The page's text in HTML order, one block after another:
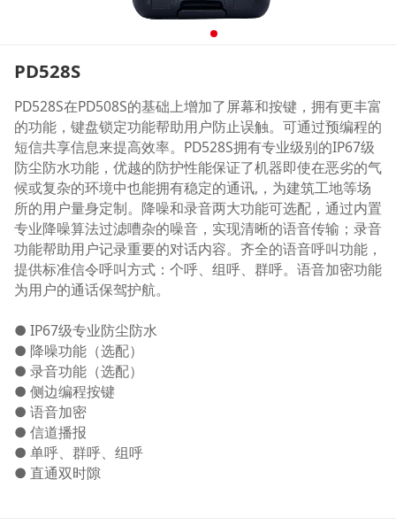
PD528S
PD528S在PD508S的基础上增加了屏幕和按键，拥有更丰富
的功能，键盘锁定功能帮助用户防止误触。可通过预编程的
短信共享信息来提高效率。PD528S拥有专业级别的IP67级
防尘防水功能，优越的防护性能保证了机器即使在恶劣的气
候或复杂的环境中也能拥有稳定的通讯,，为建筑工地等场
所的用户量身定制。降噪和录音两大功能可选配，通过内置
专业降噪算法过滤嘈杂的噪音，实现清晰的语音传输；录音
功能帮助用户记录重要的对话内容。齐全的语音呼叫功能，
提供标准信令呼叫方式：个呼、组呼、群呼。语音加密功能
为用户的通话保驾护航。
● IP67级专业防尘防水
● 降噪功能（选配）
● 录音功能（选配）
● 侧边编程按键
● 语音加密
● 信道播报
● 单呼、群呼、组呼
● 直通双时隙